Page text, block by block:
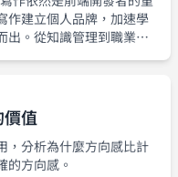
作建立個人品牌，加速學
出。從知識管理到職業發
值
，分析為什麼方向感比計
的方向感。